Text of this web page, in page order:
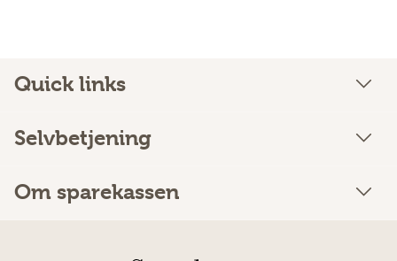
Quick links
Selvbetjening
Om sparekassen